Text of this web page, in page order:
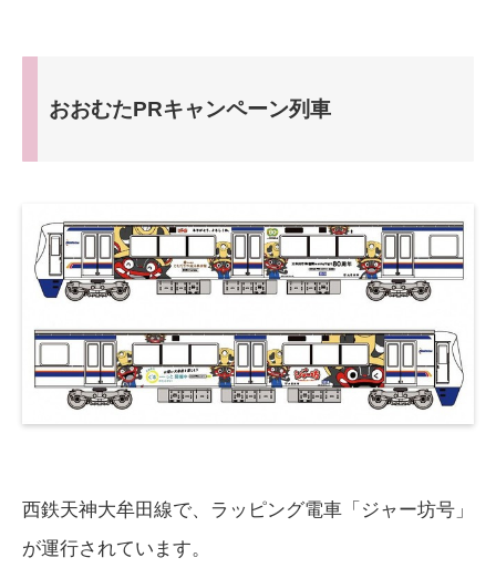
おおむたPRキャンペーン列車
西鉄天神大牟田線で、ラッピング電車「ジャー坊号」
が運行されています。